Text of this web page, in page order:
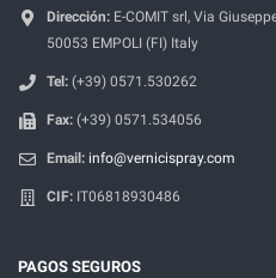
Dirección: E-COMIT srl, Via
50053 EMPOLI (FI) Italy
Tel: (+39) 0571.530262
Fax: (+39) 0571.534056
Email: info@vernicispray.com
CIF: IT06818930486
PAGOS SEGUROS